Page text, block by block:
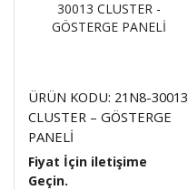
ÜRÜN KODU: 21N8-30013
CLUSTER – GÖSTERGE
PANELİ
Fiyat İçin iletişime
Geçin.